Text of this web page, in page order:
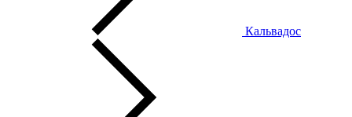
Кальвадос